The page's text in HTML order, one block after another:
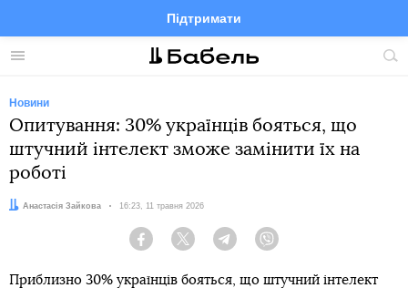
Меню
Підтримати
FacebookTelegramTwitter
Новини
Опитування: 30% українців бояться, що
штучний інтелект зможе замінити їх на
роботі
Автор:
Анастасія Зайкова Дата:
16:23, 11 травня 2026
Facebook Twitter Telegram
Приблизно 30% українців бояться, що штучний інтелект